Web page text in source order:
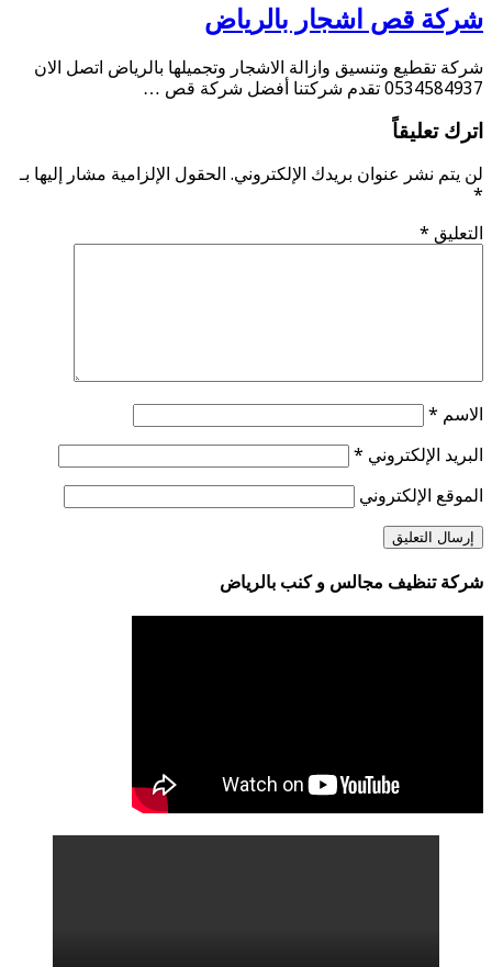
شركة قص اشجار بالرياض
شركة تقطيع وتنسيق وازالة الاشجار وتجميلها بالرياض اتصل الان
0534584937 تقدم شركتنا أفضل شركة قص …
اترك تعليقاً
لن يتم نشر عنوان بريدك الإلكتروني. الحقول الإلزامية مشار إليها بـ
*
التعليق *
الاسم *
البريد الإلكتروني *
الموقع الإلكتروني
شركة تنظيف مجالس و كنب بالرياض